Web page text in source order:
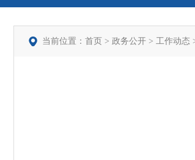
当前位置： 首页 > 政务公开 > 工作动态